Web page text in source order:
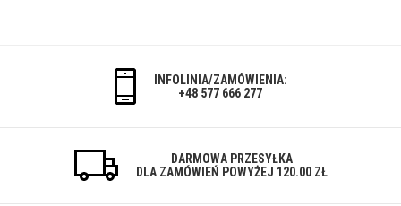
INFOLINIA/ZAMÓWIENIA:
+48 577 666 277
DARMOWA PRZESYŁKA
DLA ZAMÓWIEŃ POWYŻEJ 120.00 ZŁ